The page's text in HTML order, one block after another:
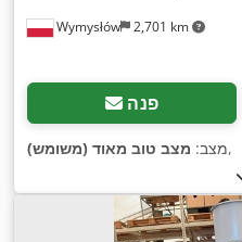
Wymysłów 2,701 km
פנה
מצב: מצב טוב מאוד (משומש) ,